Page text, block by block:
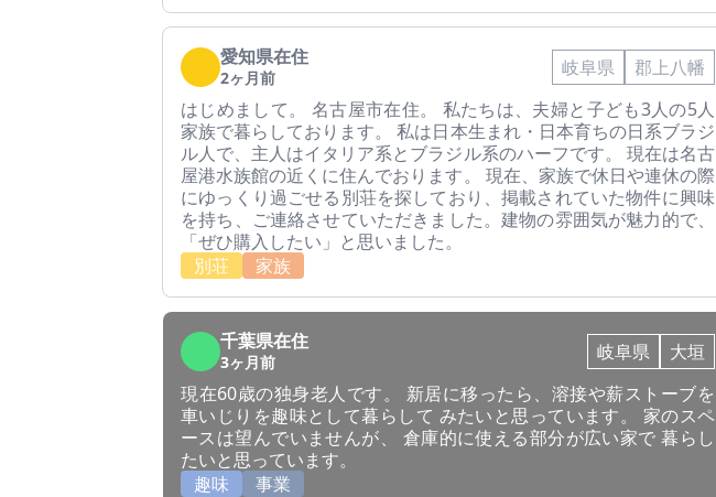
愛知県在住
2ヶ月前 岐阜県
郡上八幡
はじめまして。 名古屋市在住。 私たちは、夫婦と子ども3人の5人
家族で暮らしております。 私は日本生まれ・日本育ちの日系ブラジ
ル人で、主人はイタリア系とブラジル系のハーフです。 現在は名古
屋港水族館の近くに住んでおります。 現在、家族で休日や連休の際
にゆっくり過ごせる別荘を探しており、掲載されていた物件に興味
を持ち、ご連絡させていただきました。建物の雰囲気が魅力的で、
「ぜひ購入したい」と思いました。
別荘
家族
千葉県在住
3ヶ月前 岐阜県
大垣
現在60歳の独身老人です。 新居に移ったら、溶接や薪ストーブを
車いじりを趣味として暮らして みたいと思っています。 家のスペ
ースは望んでいませんが、 倉庫的に使える部分が広い家で 暮らし
たいと思っています。
趣味
事業